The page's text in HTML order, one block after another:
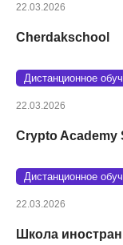
22.03.2026
Cherdakschool
Дистанционное
22.03.2026
Crypto Academy
Дистанционное
22.03.2026
Школа